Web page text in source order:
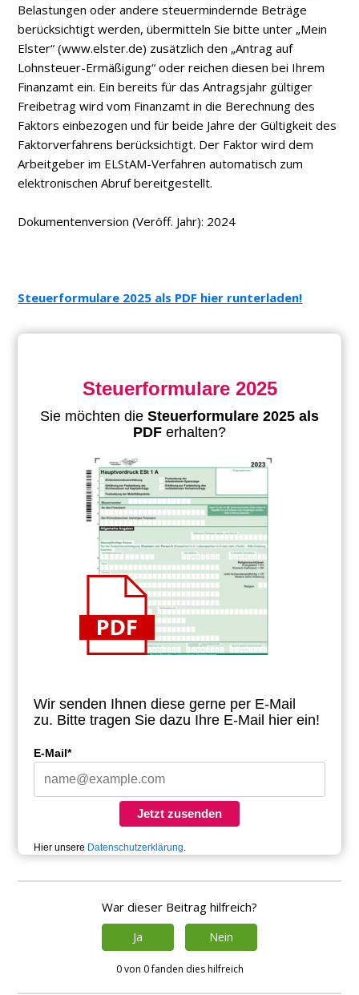
Belastungen oder andere steuermindernde Beträge
berücksichtigt werden, übermitteln Sie bitte unter „Mein
Elster“ (www.elster.de) zusätzlich den „Antrag auf
Lohnsteuer-Ermäßigung“ oder reichen diesen bei Ihrem
Finanzamt ein. Ein bereits für das Antragsjahr gültiger
Freibetrag wird vom Finanzamt in die Berechnung des
Faktors einbezogen und für beide Jahre der Gültigkeit des
Faktorverfahrens berücksichtigt. Der Faktor wird dem
Arbeitgeber im ELStAM-Verfahren automatisch zum
elektronischen Abruf bereitgestellt.
Dokumentenversion (Veröff. Jahr): 2024
Steuerformulare 2025 als PDF hier runterladen!
Steuerformulare 2025
Sie möchten die Steuerformulare 2025 als
PDF erhalten?
Wir senden Ihnen diese gerne per E-Mail
zu. Bitte tragen Sie dazu Ihre E-Mail hier ein!
E-Mail*
Jetzt zusenden
Hier unsere Datenschutzerklärung.
War dieser Beitrag hilfreich?
Ja Nein
0 von 0 fanden dies hilfreich